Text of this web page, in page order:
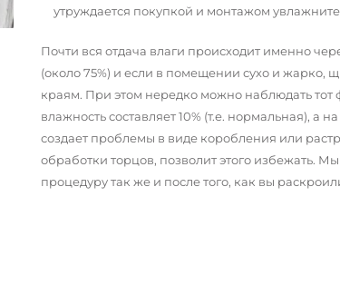
утруждается покупкой и монтажом
Почти вся отдача влаги происходит именно
(около 75%) и если в помещении сухо и жарко,
краям. При этом нередко можно наблюдать тот
влажность составляет 10% (т.е. нормальная), а
создает проблемы в виде коробления или
обработки торцов, позволит этого избежать.
процедуру так же и после того, как вы